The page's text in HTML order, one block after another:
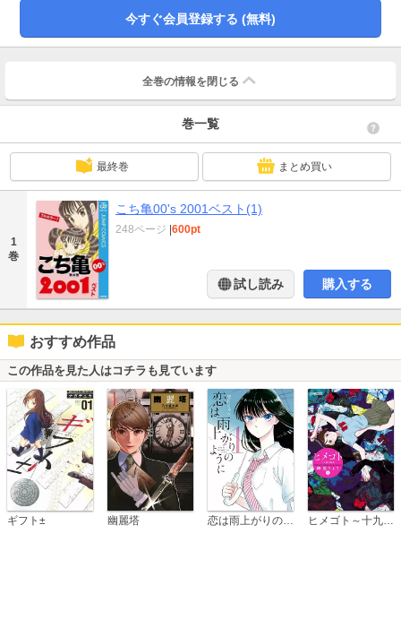
今すぐ会員登録する (無料)
全巻の情報を 閉じる
巻一覧
最終巻 まとめ買い
1
巻
こち亀00's 2001ベスト(1)
248ページ 600pt
試し読み 購入する
おすすめ作品
この作品を見た人はコチラも見ています
ギフト± 幽麗塔 恋は雨上がりのように ヒメゴト～十九歳の制服～